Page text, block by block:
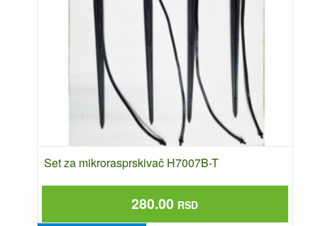
Set za mikrorasprskivač H7007B-T
280.00 RSD